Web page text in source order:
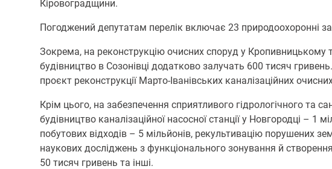
Кіровоградщини.
Погоджений депутатам перелік включає 23 природоохоронні
Зокрема, на реконструкцію очисних споруд у Кропивницькому
будівництво в Созонівці додатково залучать 600 тисяч
проєкт реконструкції Марто-Іванівських каналізаційних
Крім цього, на забезпечення сприятливого гідрологічного та
будівництво каналізаційної насосної станції у Новгородці
побутових відходів – 5 мільйонів, рекультивацію порушених
наукових досліджень з функціонального зонування й
50 тисяч гривень та інші.